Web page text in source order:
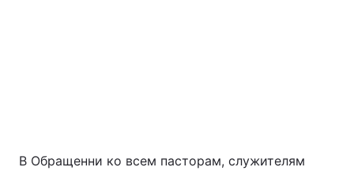
В Обращенни ко всем пасторам, служителям